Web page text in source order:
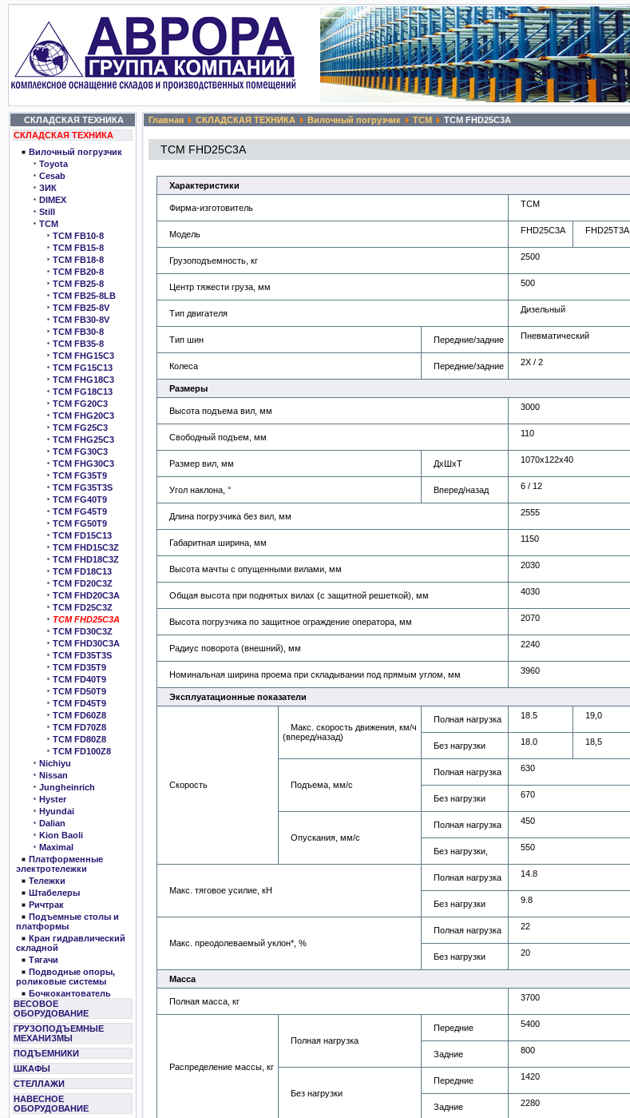
СКЛАДСКАЯ ТЕХНИКА
СКЛАДСКАЯ ТЕХНИКА
Вилочный погрузчик
Toyota
Cesab
ЗИК
DIMEX
Still
TCM
TCM FB10-8
TCM FB15-8
TCM FB18-8
TCM FB20-8
TCM FB25-8
TCM FB25-8LB
TCM FB25-8V
TCM FB30-8V
TCM FB30-8
TCM FB35-8
TCM FHG15C3
TCM FG15C13
TCM FHG18C3
TCM FG18C13
TCM FG20C3
TCM FHG20C3
TCM FG25C3
TCM FHG25C3
TCM FG30C3
TCM FHG30C3
TCM FG35T9
TCM FG35T3S
TCM FG40T9
TCM FG45T9
TCM FG50T9
TCM FD15C13
TCM FHD15C3Z
TCM FHD18C3Z
TCM FD18C13
TCM FD20C3Z
TCM FHD20C3A
TCM FD25C3Z
TCM FHD25C3A
TCM FD30C3Z
TCM FHD30C3A
TCM FD35T3S
TCM FD35T9
TCM FD40T9
TCM FD50T9
TCM FD45T9
TCM FD60Z8
TCM FD70Z8
TCM FD80Z8
TCM FD100Z8
Nichiyu
Nissan
Jungheinrich
Hyster
Hyundai
Dalian
Kion Baoli
Maximal
Платформенные
электротележки
Тележки
Штабелеры
Ричтрак
Подъемные столы и
платформы
Кран гидравлический
складной
Тягачи
Подводные опоры,
роликовые системы
Бочкокантователь
ВЕСОВОЕ
ОБОРУДОВАНИЕ
ГРУЗОПОДЪЕМНЫЕ
МЕХАНИЗМЫ
ПОДЪЕМНИКИ
ШКАФЫ
СТЕЛЛАЖИ
НАВЕСНОЕ
ОБОРУДОВАНИЕ
Главная СКЛАДСКАЯ ТЕХНИКА Вилочный погрузчик TCM TCM FHD25C3A
TCM FHD25C3A
Характеристики
Фирма-изготовитель TCM
Модель FHD25C3A FHD25T3A
Грузоподъемность, кг 2500
Центр тяжести груза, мм 500
Тип двигателя Дизельный
Тип шин Передние/задние Пневматический
Колеса Передние/задние 2X / 2
Размеры
Высота подъема вил, мм 3000
Свободный подъем, мм 110
Размер вил, мм ДxШхТ 1070х122х40
Угол наклона, ° Вперед/назад 6 / 12
Длина погрузчика без вил, мм 2555
Габаритная ширина, мм 1150
Высота мачты с опущенными вилами, мм 2030
Общая высота при поднятых вилах (с защитной решеткой), мм 4030
Высота погрузчика по защитное ограждение оператора, мм 2070
Радиус поворота (внешний), мм 2240
Номинальная ширина проема при складывании под прямым углом, мм 3960
Эксплуатационные показатели
Скорость
Макс. скорость движения, км/ч
(вперед/назад)
Полная нагрузка 18.5 19,0
Без нагрузки 18.0 18,5
Подъема, мм/с
Полная нагрузка 630
Без нагрузки 670
Опускания, мм/с
Полная нагрузка 450
Без нагрузки, 550
Макс. тяговое усилие, кН
Полная нагрузка 14.8
Без нагрузки 9.8
Макс. преодолеваемый уклон*, %
Полная нагрузка 22
Без нагрузки 20
Масса
Полная масса, кг 3700
Распределение массы, кг
Полная нагрузка
Передние 5400
Задние 800
Без нагрузки
Передние 1420
Задние 2280